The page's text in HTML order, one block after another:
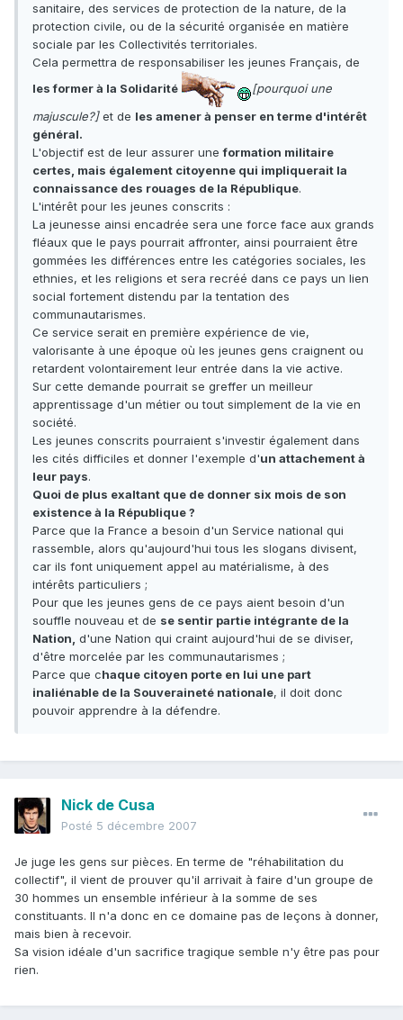
sanitaire, des services de protection de la nature, de la
protection civile, ou de la sécurité organisée en matière
sociale par les Collectivités territoriales.
Cela permettra de responsabiliser les jeunes Français, de
les former à la Solidarité
[pourquoi une
majuscule?]et de les amener à penser en terme d'intérêt
général.
L'objectif est de leur assurer uneformation militaire
certes, mais également citoyenne qui impliquerait la
connaissance des rouages de la République.
L'intérêt pour les jeunes conscrits :
La jeunesse ainsi encadrée sera une force face aux grands
fléaux que le pays pourrait affronter, ainsi pourraient être
gommées les différences entre les catégories sociales, les
ethnies, et les religions et sera recréé dans ce pays un lien
social fortement distendu par la tentation des
communautarismes.
Ce service serait en première expérience de vie,
valorisante à une époque où les jeunes gens craignent ou
retardent volontairement leur entrée dans la vie active.
Sur cette demande pourrait se greffer un meilleur
apprentissage d'un métier ou tout simplement de la vie en
société.
Les jeunes conscrits pourraient s'investir également dans
les cités difficiles et donner l'exemple d'un attachement à
leur pays.
Quoi de plus exaltant que de donner six mois de son
existence à la République ?
Parce que la France a besoin d'un Service national qui
rassemble, alors qu'aujourd'hui tous les slogans divisent,
car ils font uniquement appel au matérialisme, à des
intérêts particuliers ;
Pour que les jeunes gens de ce pays aient besoin d'un
souffle nouveau et de se sentir partie intégrante de la
Nation, d'une Nation qui craint aujourd'hui de se diviser,
d'être morcelée par les communautarismes ;
Parce que chaque citoyen porte en lui une part
inaliénable de la Souveraineté nationale, il doit donc
pouvoir apprendre à la défendre.
Nick de Cusa
Posté 5 décembre 2007
Je juge les gens sur pièces. En terme de "réhabilitation du
collectif", il vient de prouver qu'il arrivait à faire d'un groupe de
30 hommes un ensemble inférieur à la somme de ses
constituants. Il n'a donc en ce domaine pas de leçons à donner,
mais bien à recevoir.
Sa vision idéale d'un sacrifice tragique semble n'y être pas pour
rien.